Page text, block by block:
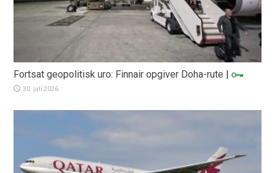
Fortsat geopolitisk uro: Finnair opgiver Doha-rute |
30. juli 2026